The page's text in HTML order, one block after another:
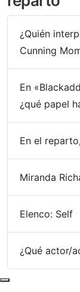
¿Quién
Cunning
En
¿qué papel
En el
Miranda
Elenco: Self
¿Qué actor/